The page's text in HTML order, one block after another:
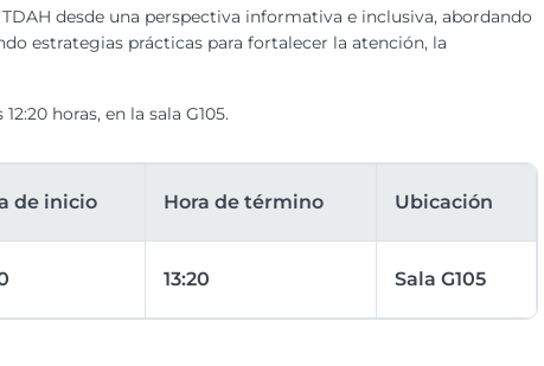
desde una perspectiva informativa e inclusiva, abordando
estrategias prácticas para fortalecer la atención, la
horas, en la sala G105.
de inicio Hora de término Ubicación
13:20 Sala G105